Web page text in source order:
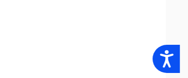
Accessibility